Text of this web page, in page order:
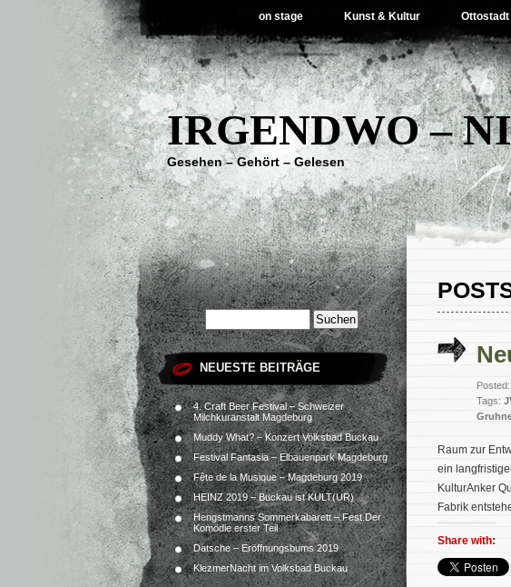
on stage Kunst & Kultur Ottostadt
IRGENDWO –
Gesehen – Gehört – Gelesen
NEUESTE BEITRÄGE
4. Craft Beer Festival – Schweizer
Milchkuranstalt Magdeburg
Muddy What? – Konzert Volksbad Buckau
Festival Fantasia – Elbauenpark Magdeburg
Fête de la Musique – Magdeburg 2019
HEINZ 2019 – Buckau ist KULT(UR)
Hengstmanns Sommerkabarett – Fest.Der
Komödie erster Teil
Datsche – Eröffnungsbums 2019
KlezmerNacht im Volksbad Buckau
Tags:
Raum zur
ein
KulturAnker
Fabrik
Share with: